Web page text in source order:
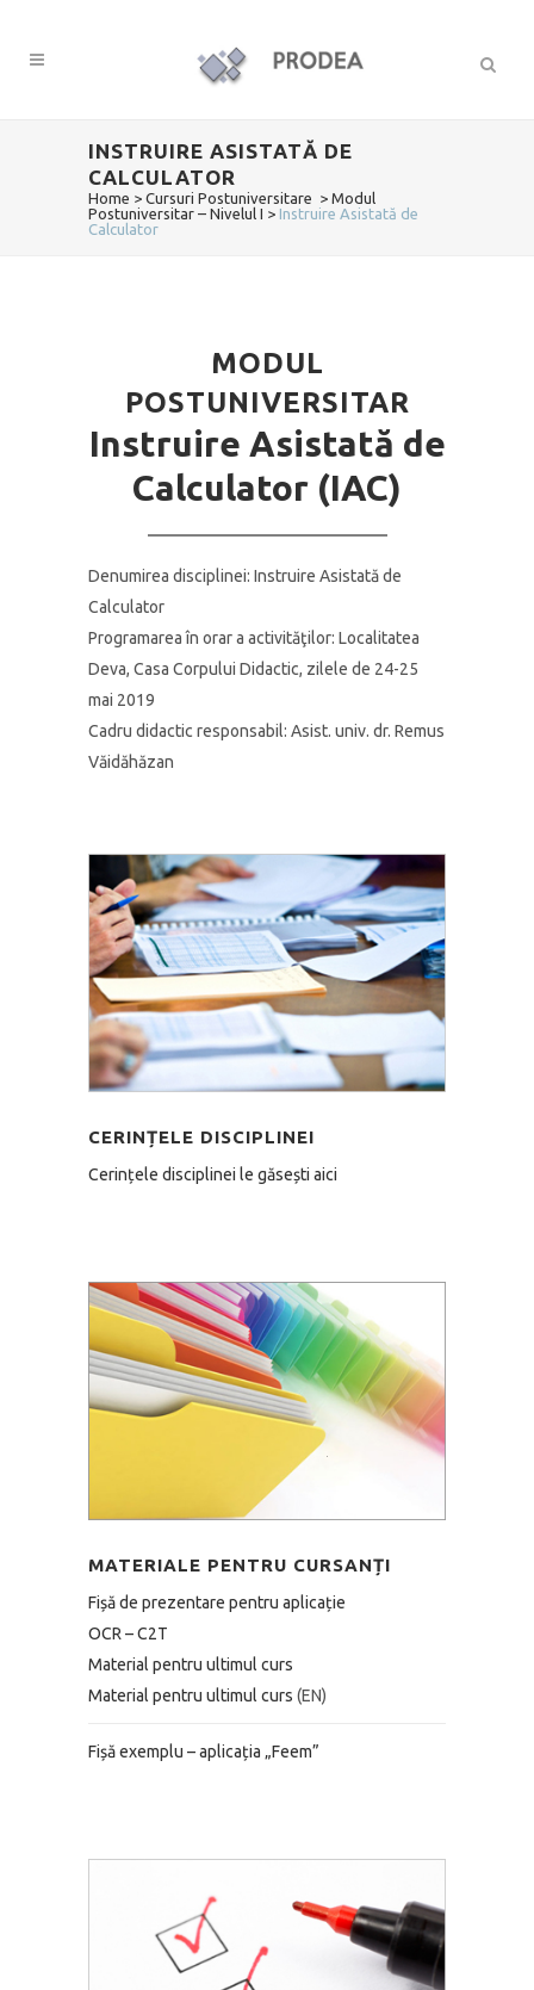
INSTRUIRE ASISTATĂ DE
CALCULATOR
Home > Cursuri Postuniversitare > Modul
Postuniversitar – Nivelul I > Instruire Asistată de
Calculator
MODUL
POSTUNIVERSITAR
Instruire Asistată de
Calculator (IAC)
Denumirea disciplinei: Instruire Asistată de
Calculator
Programarea în orar a activităţilor: Localitatea
Deva, Casa Corpului Didactic, zilele de 24-25
mai 2019
Cadru didactic responsabil: Asist. univ. dr. Remus
Văidăhăzan
CERINȚELE DISCIPLINEI
Cerințele disciplinei le găsești aici
MATERIALE PENTRU CURSANȚI
Fișă de prezentare pentru aplicație
OCR – C2T
Material pentru ultimul curs
Material pentru ultimul curs (EN)
Fișă exemplu – aplicația „Feem”